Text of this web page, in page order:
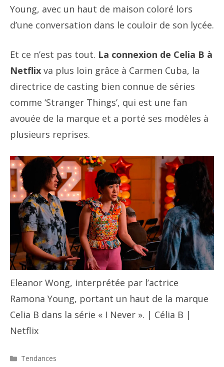
Young, avec un haut de maison coloré lors
d’une conversation dans le couloir de son lycée.
Et ce n’est pas tout. La connexion de Celia B à
Netflix va plus loin grâce à Carmen Cuba, la
directrice de casting bien connue de séries
comme ‘Stranger Things’, qui est une fan
avouée de la marque et a porté ses modèles à
plusieurs reprises.
Eleanor Wong, interprétée par l’actrice
Ramona Young, portant un haut de la marque
Celia B dans la série « I Never ». | Célia B |
Netflix
Catégories
Tendances